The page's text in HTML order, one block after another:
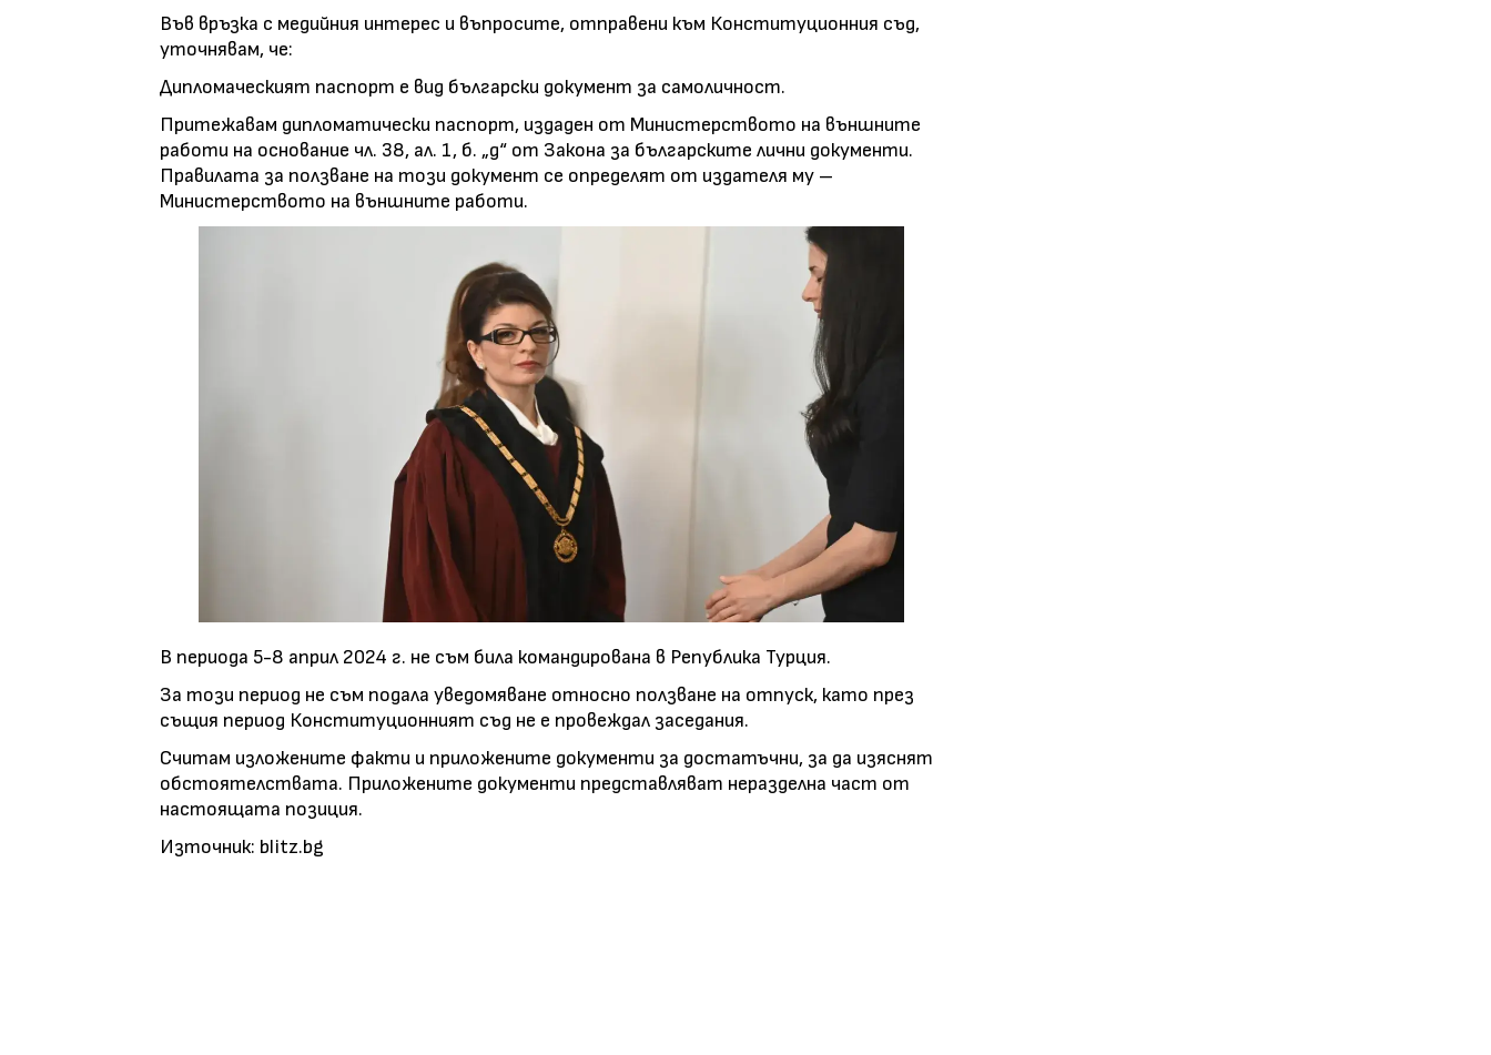
Във връзка с медийния интерес и въпросите, отправени към Конституционния съд,
уточнявам, че:
Дипломаческият паспорт е вид български документ за самоличност.
Притежавам дипломатически паспорт, издаден от Министерството на външните
работи на основание чл. 38, ал. 1, б. „д“ от Закона за българските лични документи.
Правилата за ползване на този документ се определят от издателя му –
Министерството на външните работи.
В периода 5-8 април 2024 г. не съм била командирована в Република Турция.
За този период не съм подала уведомяване относно ползване на отпуск, като през
същия период Конституционният съд не е провеждал заседания.
Считам изложените факти и приложените документи за достатъчни, за да изяснят
обстоятелствата. Приложените документи представляват неразделна част от
настоящата позиция.
Източник: blitz.bg